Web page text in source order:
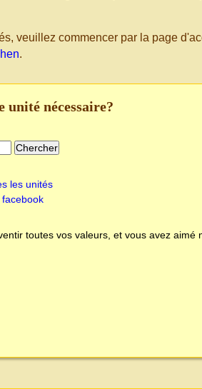
veuillez commencer par la page
.
unité nécessaire?
les unités
toutes vos valeurs, et vous avez aimé